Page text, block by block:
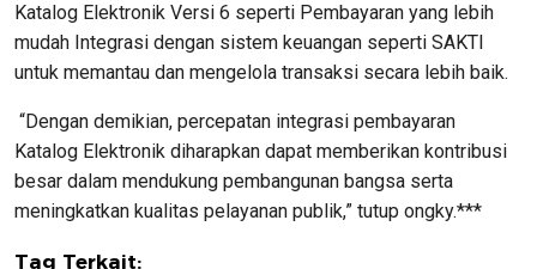
Katalog Elektronik Versi 6 seperti Pembayaran yang lebih
mudah Integrasi dengan sistem keuangan seperti SAKTI
untuk memantau dan mengelola transaksi secara lebih baik.
“Dengan demikian, percepatan integrasi pembayaran
Katalog Elektronik diharapkan dapat memberikan kontribusi
besar dalam mendukung pembangunan bangsa serta
meningkatkan kualitas pelayanan publik,” tutup ongky.***
Tag Terkait: